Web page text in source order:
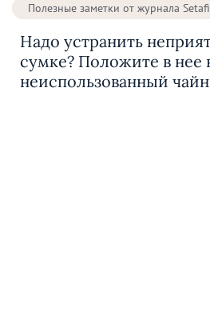
Полезные заметки от журнала Setafi